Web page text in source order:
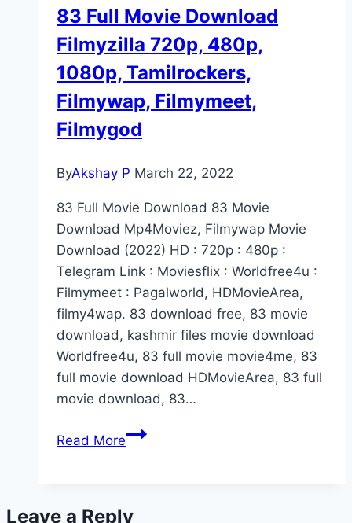
83 Full Movie Download
Filmyzilla 720p, 480p,
1080p, Tamilrockers,
Filmywap, Filmymeet,
Filmygod
ByAkshay P March 22, 2022
83 Full Movie Download 83 Movie
Download Mp4Moviez, Filmywap Movie
Download (2022) HD : 720p : 480p :
Telegram Link : Moviesflix : Worldfree4u :
Filmymeet : Pagalworld, HDMovieArea,
filmy4wap. 83 download free, 83 movie
download, kashmir files movie download
Worldfree4u, 83 full movie movie4me, 83
full movie download HDMovieArea, 83 full
movie download, 83…
Read More83
Filmyzilla
Leave a Reply